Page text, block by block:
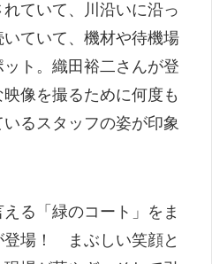
ていて、川沿いに沿っ
ていて、機材や待機場
ト。織田裕二さんが登
像を撮るために何度も
るスタッフの姿が印象
る「緑のコート」をま
登場！ まぶしい笑顔と